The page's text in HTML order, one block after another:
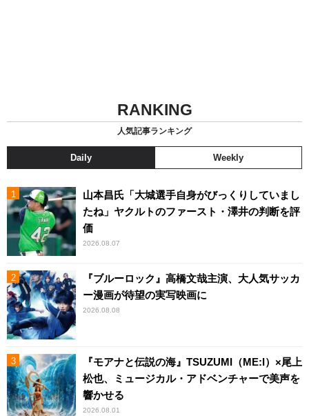
RANKING
人気記事ランキング
Daily Weekly
山本昌氏「大城選手自身がびっくりしていまし
たね」ヤクルトのファースト・澤井の判断を評
価
2026.08.07
『ブルーロック』高橋文哉主演、大人気サッカ
ー漫画が待望の実写映画に
2026.08.08
『モアナと伝説の海』TSUZUMI（ME:I）×尾上
松也、ミュージカル・アドベンチャーで美声を
響かせる
2026.08.01